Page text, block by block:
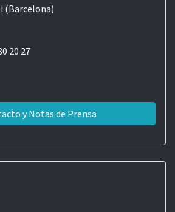
(Barcelona)
20 27
y Notas de Prensa